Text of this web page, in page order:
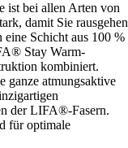
bei allen Arten von
damit Sie rausgehen
Schicht aus 100 %
Stay Warm-
kombiniert.
atmungsaktive
der LIFA®-Fasern.
für optimale